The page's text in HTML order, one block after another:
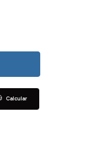
Calcular